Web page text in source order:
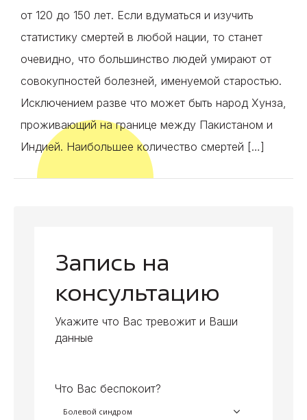
от 120 до 150 лет. Если вдуматься и изучить
статистику смертей в любой нации, то станет
очевидно, что большинство людей умирают от
совокупностей болезней, именуемой старостью.
Исключением разве что может быть народ Хунза,
проживающий на границе между Пакистаном и
Индией. Наибольшее количество смертей […]
Запись на
консультацию
Укажите что Вас тревожит и Ваши
данные
Что Вас беспокоит?